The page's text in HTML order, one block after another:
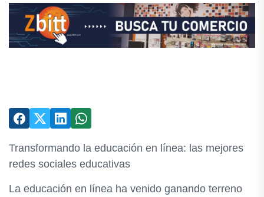
Transformando la educación en línea: las mejores
redes sociales educativas
La educación en línea ha venido ganando terreno